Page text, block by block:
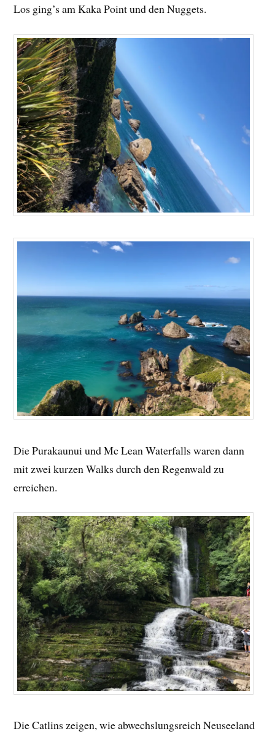
Los ging’s am Kaka Point und den Nuggets.
Die Purakaunui und Mc Lean Waterfalls waren dann
mit zwei kurzen Walks durch den Regenwald zu
erreichen.
Die Catlins zeigen, wie abwechslungsreich Neuseeland